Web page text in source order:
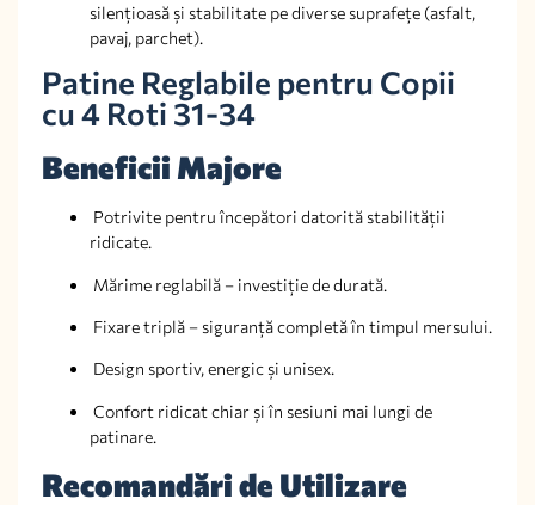
silențioasă și stabilitate pe diverse suprafețe (asfalt,
pavaj, parchet).
Patine Reglabile pentru Copii
cu 4 Roti 31-34
Beneficii Majore
Potrivite pentru începători datorită stabilității
ridicate.
Mărime reglabilă – investiție de durată.
Fixare triplă – siguranță completă în timpul mersului.
Design sportiv, energic și unisex.
Confort ridicat chiar și în sesiuni mai lungi de
patinare.
Recomandări de Utilizare